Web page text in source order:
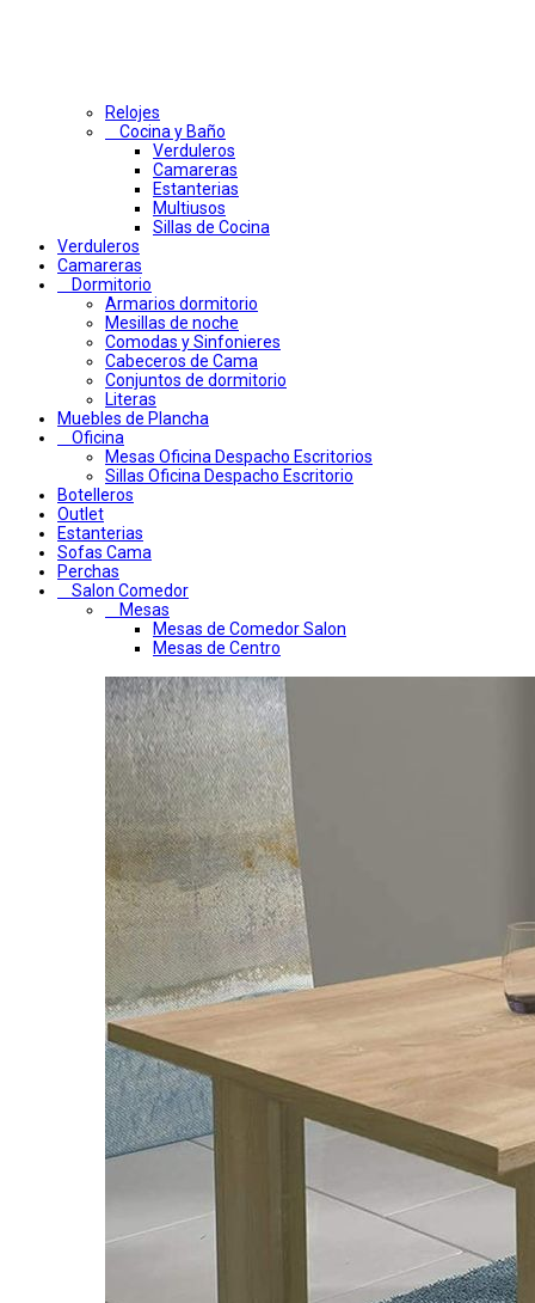
Relojes
Cocina y Baño
Verduleros
Camareras
Estanterias
Multiusos
Sillas de Cocina
Verduleros
Camareras
Dormitorio
Armarios dormitorio
Mesillas de noche
Comodas y Sinfonieres
Cabeceros de Cama
Conjuntos de dormitorio
Literas
Muebles de Plancha
Oficina
Mesas Oficina Despacho Escritorios
Sillas Oficina Despacho Escritorio
Botelleros
Outlet
Estanterias
Sofas Cama
Perchas
Salon Comedor
Mesas
Mesas de Comedor Salon
Mesas de Centro